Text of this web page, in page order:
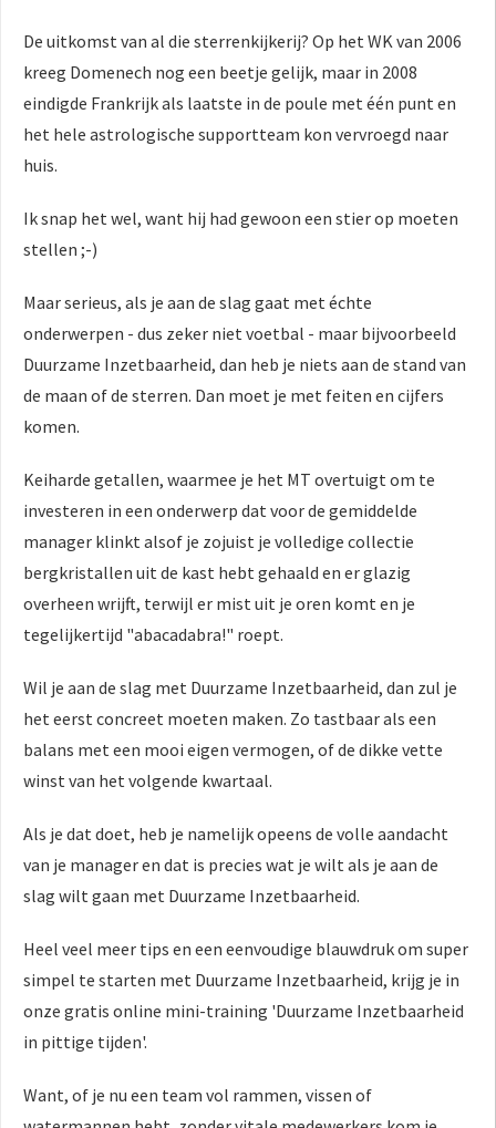
De uitkomst van al die sterrenkijkerij? Op het WK van 2006
kreeg Domenech nog een beetje gelijk, maar in 2008
eindigde Frankrijk als laatste in de poule met één punt en
het hele astrologische supportteam kon vervroegd naar
huis.
Ik snap het wel, want hij had gewoon een stier op moeten
stellen ;-)
Maar serieus, als je aan de slag gaat met échte
onderwerpen - dus zeker niet voetbal - maar bijvoorbeeld
Duurzame Inzetbaarheid, dan heb je niets aan de stand van
de maan of de sterren. Dan moet je met feiten en cijfers
komen.
Keiharde getallen, waarmee je het MT overtuigt om te
investeren in een onderwerp dat voor de gemiddelde
manager klinkt alsof je zojuist je volledige collectie
bergkristallen uit de kast hebt gehaald en er glazig
overheen wrijft, terwijl er mist uit je oren komt en je
tegelijkertijd "abacadabra!" roept.
Wil je aan de slag met Duurzame Inzetbaarheid, dan zul je
het eerst concreet moeten maken. Zo tastbaar als een
balans met een mooi eigen vermogen, of de dikke vette
winst van het volgende kwartaal.
Als je dat doet, heb je namelijk opeens de volle aandacht
van je manager en dat is precies wat je wilt als je aan de
slag wilt gaan met Duurzame Inzetbaarheid.
Heel veel meer tips en een eenvoudige blauwdruk om super
simpel te starten met Duurzame Inzetbaarheid, krijg je in
onze gratis online mini-training 'Duurzame Inzetbaarheid
in pittige tijden'.
Want, of je nu een team vol rammen, vissen of